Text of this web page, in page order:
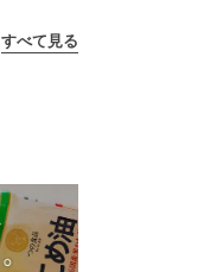
すべて見る